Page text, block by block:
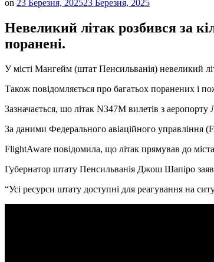
on 23 Березня, 202523 Березня, 2025
Невеликий літак розбився за
поранені.
У місті Мангейм (штат Пенсильванія) невеликий
Також повідомляється про багатьох поранених і
Зазначається, шо літак N347M вилетів з
За даними Федерального авіаційного управління
FlightAware повідомила, що літак прямував до
Губернатор штату Пенсильванія Джош Шапіро
“Усі ресурси штату доступні для реагування на